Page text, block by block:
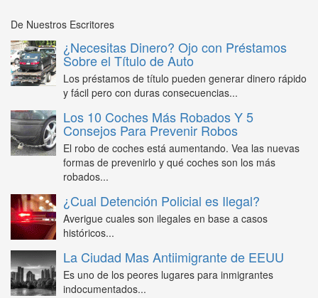
De Nuestros Escritores
¿Necesitas Dinero? Ojo con Préstamos
Sobre el Título de Auto
Los préstamos de título pueden generar dinero rápido
y fácil pero con duras consecuencias...
Los 10 Coches Más Robados Y 5
Consejos Para Prevenir Robos
El robo de coches está aumentando. Vea las nuevas
formas de prevenirlo y qué coches son los más
robados...
¿Cual Detención Policial es Ilegal?
Averigue cuales son ilegales en base a casos
históricos...
La Ciudad Mas Antiimigrante de EEUU
Es uno de los peores lugares para inmigrantes
indocumentados...